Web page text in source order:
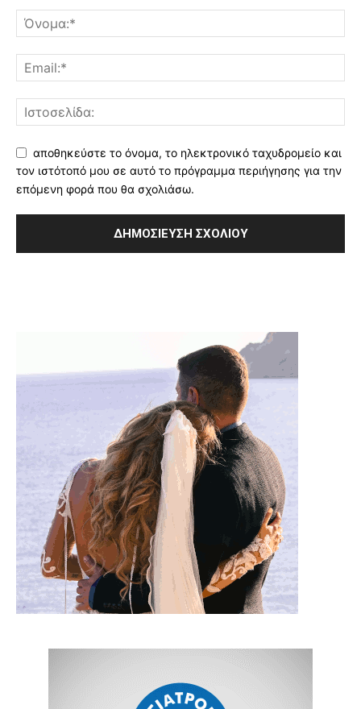
αποθηκεύστε το όνομα, το ηλεκτρονικό ταχυδρομείο και
τον ιστότοπό μου σε αυτό το πρόγραμμα περιήγησης για την
επόμενη φορά που θα σχολιάσω.